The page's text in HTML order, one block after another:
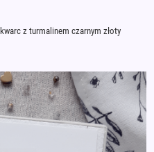
z turmalinem czarnym złoty